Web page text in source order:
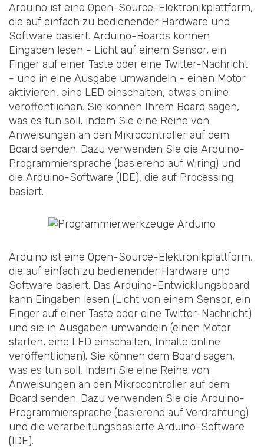
Arduino ist eine Open-Source-Elektronikplattform,
die auf einfach zu bedienender Hardware und
Software basiert. Arduino-Boards können
Eingaben lesen - Licht auf einem Sensor, ein
Finger auf einer Taste oder eine Twitter-Nachricht
- und in eine Ausgabe umwandeln - einen Motor
aktivieren, eine LED einschalten, etwas online
veröffentlichen. Sie können Ihrem Board sagen,
was es tun soll, indem Sie eine Reihe von
Anweisungen an den Mikrocontroller auf dem
Board senden. Dazu verwenden Sie die Arduino-
Programmiersprache (basierend auf Wiring) und
die Arduino-Software (IDE), die auf Processing
basiert.
Arduino ist eine Open-Source-Elektronikplattform,
die auf einfach zu bedienender Hardware und
Software basiert. Das Arduino-Entwicklungsboard
kann Eingaben lesen (Licht von einem Sensor, ein
Finger auf einer Taste oder eine Twitter-Nachricht)
und sie in Ausgaben umwandeln (einen Motor
starten, eine LED einschalten, Inhalte online
veröffentlichen). Sie können dem Board sagen,
was es tun soll, indem Sie eine Reihe von
Anweisungen an den Mikrocontroller auf dem
Board senden. Dazu verwenden Sie die Arduino-
Programmiersprache (basierend auf Verdrahtung)
und die verarbeitungsbasierte Arduino-Software
(IDE).